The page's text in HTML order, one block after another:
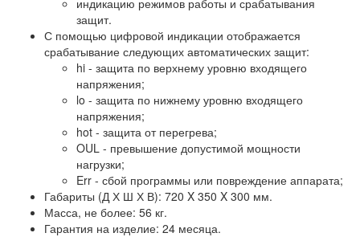
защит.
С помощью цифровой индикации отображается
срабатывание следующих автоматических защит:
hi - защита по верхнему уровню входящего
напряжения;
lo - защита по нижнему уровню входящего
напряжения;
hot - защита от перегрева;
OUL - превышение допустимой мощности
нагрузки;
Err - сбой программы или повреждение аппарата;
Габариты (Д Х Ш Х В): 720 X 350 X 300 мм.
Масса, не более: 56 кг.
Гарантия на изделие: 24 месяца.